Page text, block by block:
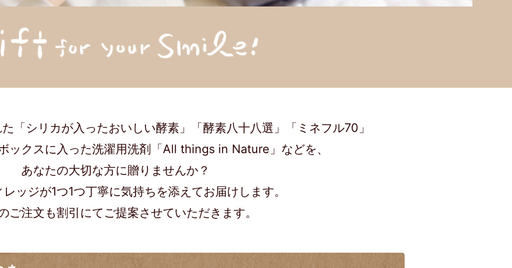
「シリカが入ったおいしい酵素」「酵素八十八選」「ミネフル70」
ックスに入った洗濯用洗剤「All things in Nature」などを、
あなたの大切な方に贈りませんか？
ッジが1つ1つ丁寧に気持ちを添えてお届けします。
ご注文も割引にてご提案させていただきます。